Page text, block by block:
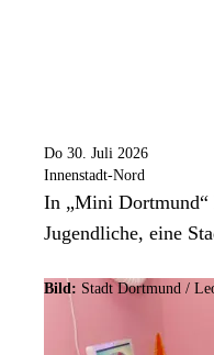
Do 30. Juli 2026
Innenstadt-Nord
In „Mini Dortmund“
Jugendliche, eine
Bild: Stadt Dortmund /